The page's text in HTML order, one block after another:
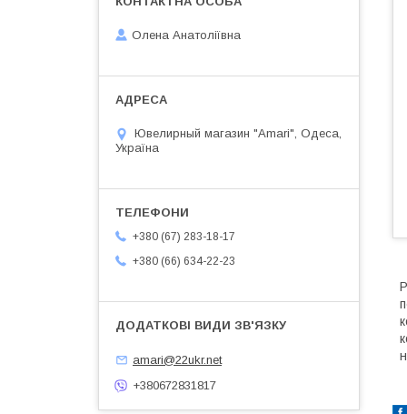
Олена Анатоліївна
Ювелирный магазин "Amari", Одеса,
Україна
+380 (67) 283-18-17
+380 (66) 634-22-23
amari@22ukr.net
+380672831817